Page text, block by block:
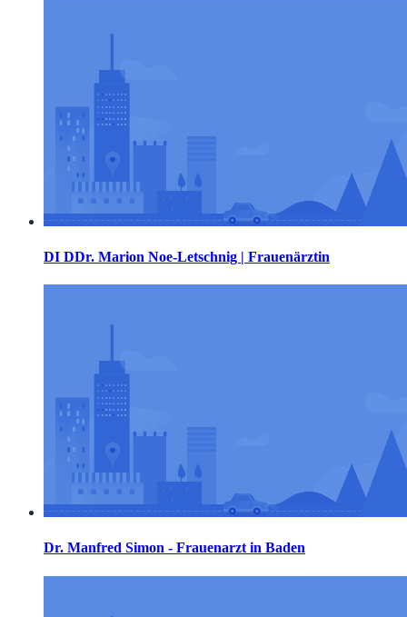
DI DDr. Marion Noe-Letschnig | Frauenärztin
Dr. Manfred Simon - Frauenarzt in Baden